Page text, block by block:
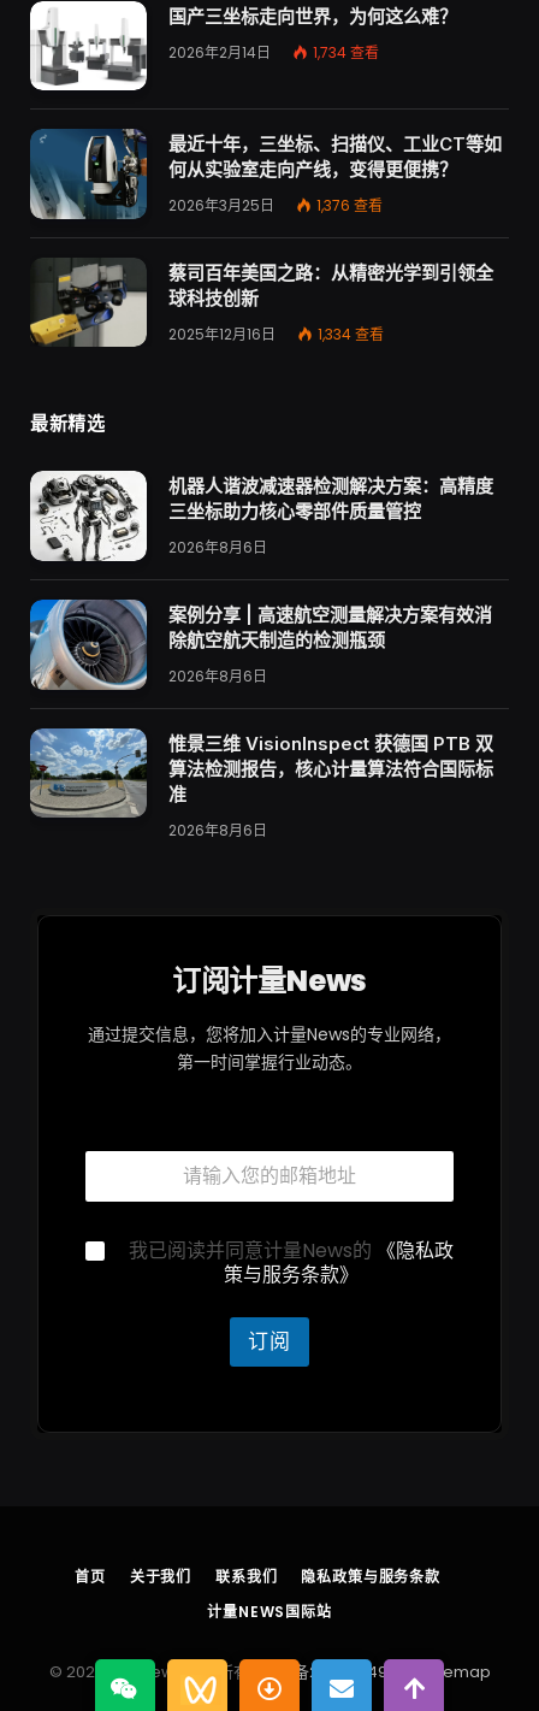
国产三坐标走向世界，为何这么难？
2026年2月14日 1,734查看
最近十年，三坐标、扫描仪、工业CT等如
何从实验室走向产线，变得更便携？
2026年3月25日 1,376 查看
蔡司百年美国之路：从精密光学到引领全
球科技创新
2025年12月16日 1,334查看
最新精选
机器人谐波减速器检测解决方案：高精度
三坐标助力核心零部件质量管控
2026年8月6日
案例分享 | 高速航空测量解决方案有效消
除航空航天制造的检测瓶颈
2026年8月6日
惟景三维 VisionInspect 获德国 PTB 双
算法检测报告，核心计量算法符合国际标
准
2026年8月6日
订阅计量News
通过提交信息，您将加入计量News的专业网络，
第一时间掌握行业动态。
箱
邮
邮
箱
邮
*
隐
我已阅读并同意计量News的 《隐私政
策与服务条款》
订阅
首页 关于我们 联系我们
隐私政策与服务条款
计量NEWS国际站
© 2026 计量News 版权所有 浙ICP备2025204930号 sitemap